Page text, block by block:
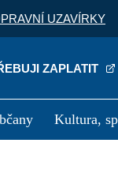
UZAVÍRKY
ZAPLATIT
Kultura,